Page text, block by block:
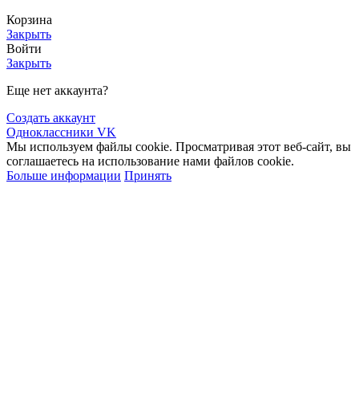
Корзина
Закрыть
Войти
Закрыть
Еще нет аккаунта?
Создать аккаунт
Одноклассники VK
Мы используем файлы cookie. Просматривая этот веб-сайт, вы
соглашаетесь на использование нами файлов cookie.
Больше информации Принять